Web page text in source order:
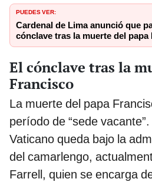
PUEDES VER:
Cardenal de Lima anunció que
cónclave tras la muerte del papa
El cónclave tras la
Francisco
La muerte del papa
período de “sede
Vaticano queda bajo la
del camarlengo,
Farrell, quien se encarga